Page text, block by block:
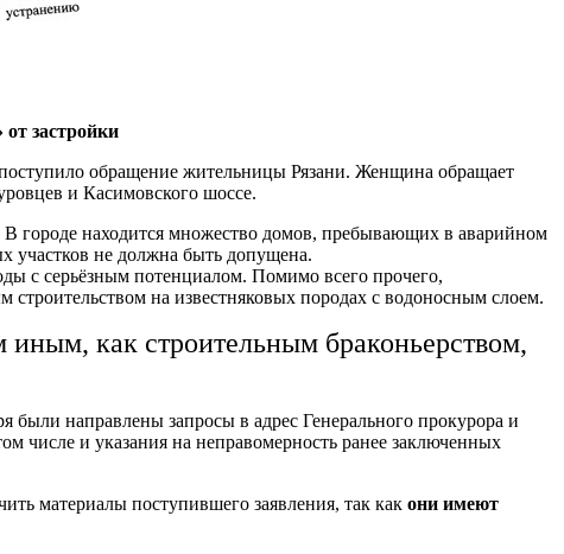
застройки
обращение жительницы Рязани. Женщина обращает
и Касимовского шоссе.
городе находится множество домов, пребывающих в аварийном
участков не должна быть допущена.
с серьёзным потенциалом. Помимо всего прочего,
строительством на известняковых породах с водоносным слоем.
иным, как строительным браконьерством,
направлены запросы в адрес Генерального прокурора и
числе и указания на неправомерность ранее заключенных
материалы поступившего заявления, так как они имеют